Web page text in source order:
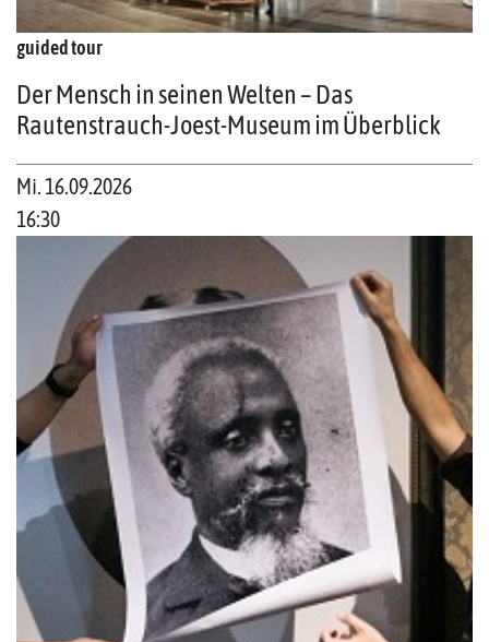
guided tour
Der Mensch in seinen Welten – Das
Rautenstrauch-Joest-Museum im Überblick
Mi. 16.09.2026
16:30